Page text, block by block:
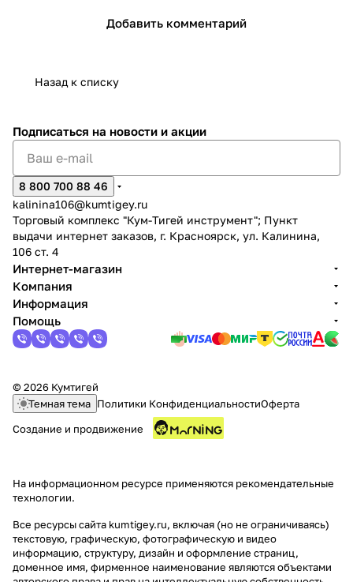
Добавить комментарий
Назад к списку
Подписаться на новости и акции
8 800 700 88 46
kalinina106@kumtigey.ru
Торговый комплекс "Кум-Тигей инструмент"; Пункт
выдачи интернет заказов, г. Красноярск, ул. Калинина,
106 ст. 4
Интернет-магазин
Компания
Информация
Помощь
© 2026 Кумтигей
Темная тема Политики КонфиденциальностиОферта
Создание и продвижение
На информационном ресурсе применяются рекомендательные
технологии.
Все ресурсы сайта kumtigey.ru, включая (но не ограничиваясь)
текстовую, графическую, фотографическую и видео
информацию, структуру, дизайн и оформление страниц,
доменное имя, фирменное наименование являются объектами